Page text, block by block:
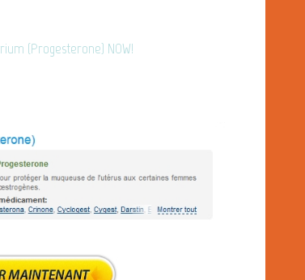
(Progesterone) NOW!